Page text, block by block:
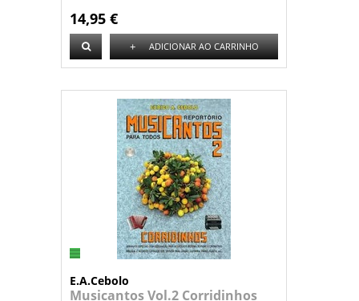
14,95 €
+ ADICIONAR AO CARRINHO
E.A.Cebolo
Musicantos Vol.2 Corridinhos